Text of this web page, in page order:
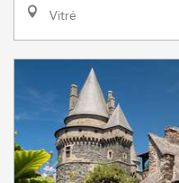
Vitré